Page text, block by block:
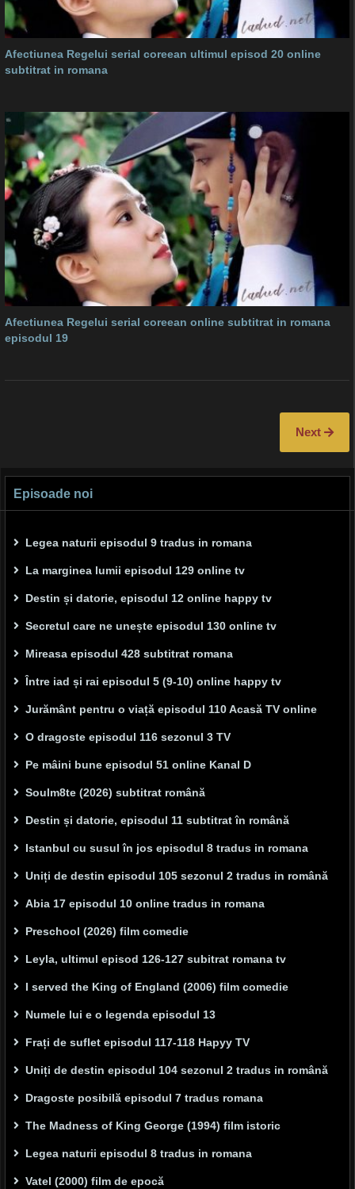
Afectiunea Regelui serial coreean ultimul episod 20 online
subtitrat in romana
Afectiunea Regelui serial coreean online subtitrat in romana
episodul 19
Next
Episoade noi
Legea naturii episodul 9 tradus in romana
La marginea lumii episodul 129 online tv
Destin și datorie, episodul 12 online happy tv
Secretul care ne unește episodul 130 online tv
Mireasa episodul 428 subtitrat romana
Între iad și rai episodul 5 (9-10) online happy tv
Jurământ pentru o viață episodul 110 Acasă TV online
O dragoste episodul 116 sezonul 3 TV
Pe mâini bune episodul 51 online Kanal D
Soulm8te (2026) subtitrat română
Destin și datorie, episodul 11 subtitrat în română
Istanbul cu susul în jos episodul 8 tradus in romana
Uniți de destin episodul 105 sezonul 2 tradus in română
Abia 17 episodul 10 online tradus in romana
Preschool (2026) film comedie
Leyla, ultimul episod 126-127 subitrat romana tv
I served the King of England (2006) film comedie
Numele lui e o legenda episodul 13
Frați de suflet episodul 117-118 Hapyy TV
Uniți de destin episodul 104 sezonul 2 tradus in română
Dragoste posibilă episodul 7 tradus romana
The Madness of King George (1994) film istoric
Legea naturii episodul 8 tradus in romana
Vatel (2000) film de epocă